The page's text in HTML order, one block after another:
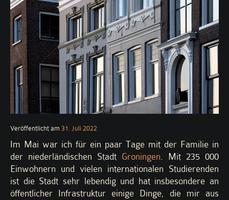
Veröffentlicht am 31. Juli 2022
Im Mai war ich für ein paar Tage mit der Familie in
der niederländischen Stadt Groningen. Mit 235 000
Einwohnern und vielen internationalen Studierenden
ist die Stadt sehr lebendig und hat insbesondere an
öffentlicher Infrastruktur einige Dinge, die mir aus